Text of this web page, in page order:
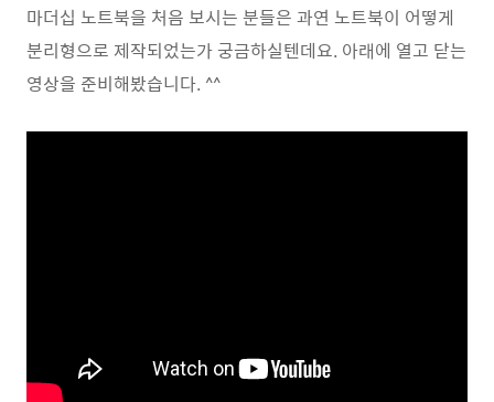
마더십 노트북을 처음 보시는 분들은 과연 노트북이 어떻게
분리형으로 제작되었는가 궁금하실텐데요. 아래에 열고 닫는
영상을 준비해봤습니다. ^^